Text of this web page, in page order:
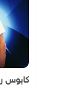
كابوس